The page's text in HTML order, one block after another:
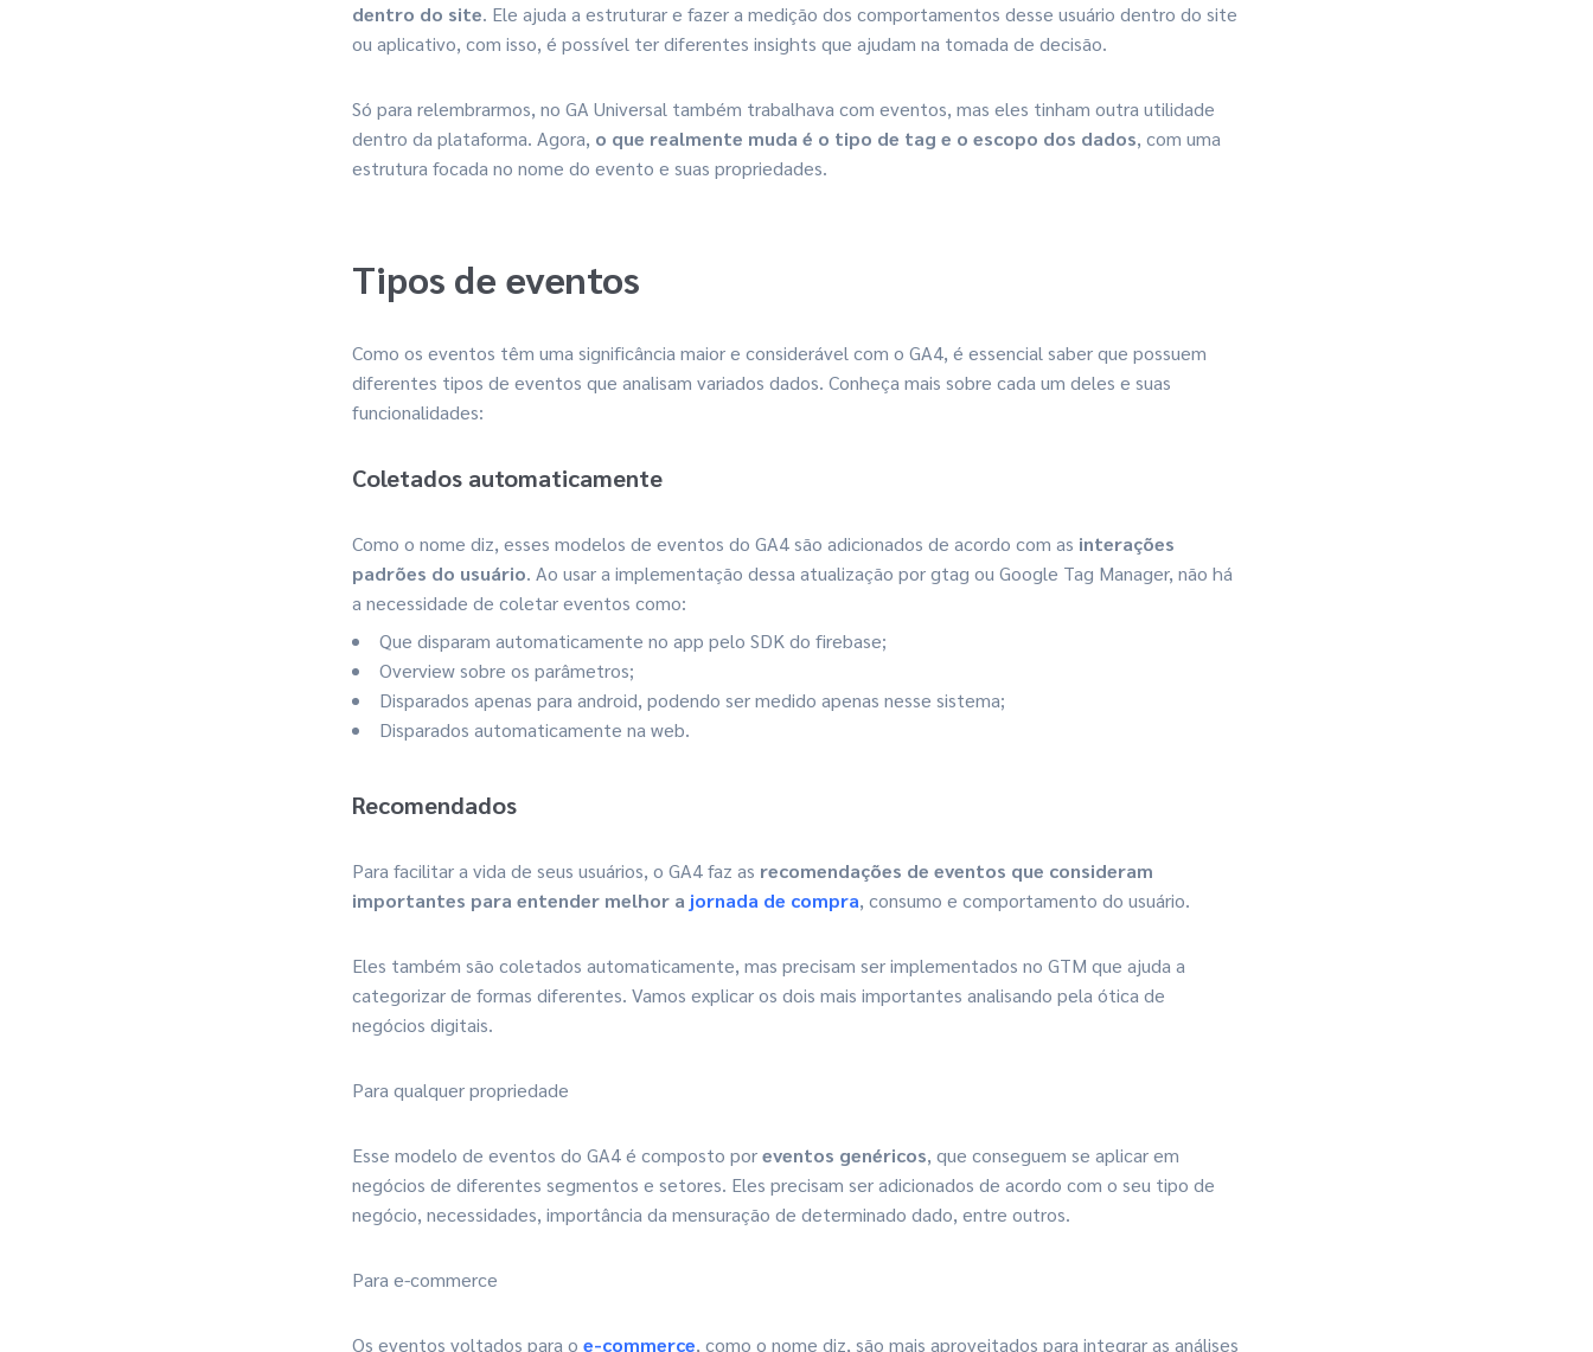
dentro do site. Ele ajuda a estruturar e fazer a medição dos comportamentos desse usuário dentro do site
ou aplicativo, com isso, é possível ter diferentes insights que ajudam na tomada de decisão.
Só para relembrarmos, no GA Universal também trabalhava com eventos, mas eles tinham outra utilidade
dentro da plataforma. Agora, o que realmente muda é o tipo de tag e o escopo dos dados, com uma
estrutura focada no nome do evento e suas propriedades.
Tipos de eventos
Como os eventos têm uma significância maior e considerável com o GA4, é essencial saber que possuem
diferentes tipos de eventos que analisam variados dados. Conheça mais sobre cada um deles e suas
funcionalidades:
Coletados automaticamente
Como o nome diz, esses modelos de eventos do GA4 são adicionados de acordo com as interações
padrões do usuário. Ao usar a implementação dessa atualização por gtag ou Google Tag Manager, não há
a necessidade de coletar eventos como:
Que disparam automaticamente no app pelo SDK do firebase;
Overview sobre os parâmetros;
Disparados apenas para android, podendo ser medido apenas nesse sistema;
Disparados automaticamente na web.
Recomendados
Para facilitar a vida de seus usuários, o GA4 faz as recomendações de eventos que consideram
importantes para entender melhor a jornada de compra, consumo e comportamento do usuário.
Eles também são coletados automaticamente, mas precisam ser implementados no GTM que ajuda a
categorizar de formas diferentes. Vamos explicar os dois mais importantes analisando pela ótica de
negócios digitais.
Para qualquer propriedade
Esse modelo de eventos do GA4 é composto poreventos genéricos, que conseguem se aplicar em
negócios de diferentes segmentos e setores. Eles precisam ser adicionados de acordo com o seu tipo de
negócio, necessidades, importância da mensuração de determinado dado, entre outros.
Para e-commerce
Os eventos voltados para o e-commerce, como o nome diz, são mais aproveitados para integrar as análises